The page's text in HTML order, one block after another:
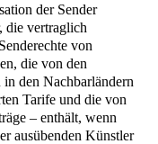
der Sender
die vertraglich
von
die von den
den Nachbarländern
Tarife und die von
– enthält, wenn
ausübenden Künstler